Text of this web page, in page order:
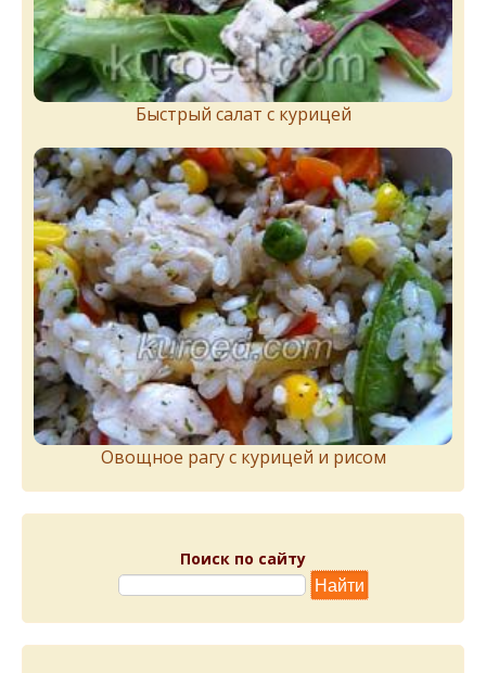
Быстрый салат с курицей
Овощное рагу с курицей и рисом
Поиск по сайту